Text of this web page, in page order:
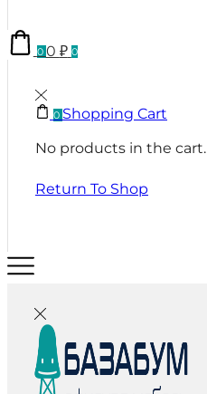
00 ₽ 0
0 Shopping Cart
No products in the cart.
Return To Shop